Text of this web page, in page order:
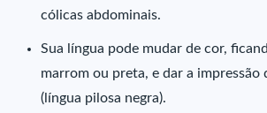
cólicas abdominais.
Sua língua pode mudar de cor,
marrom ou preta, e dar a impressão
(língua pilosa negra).